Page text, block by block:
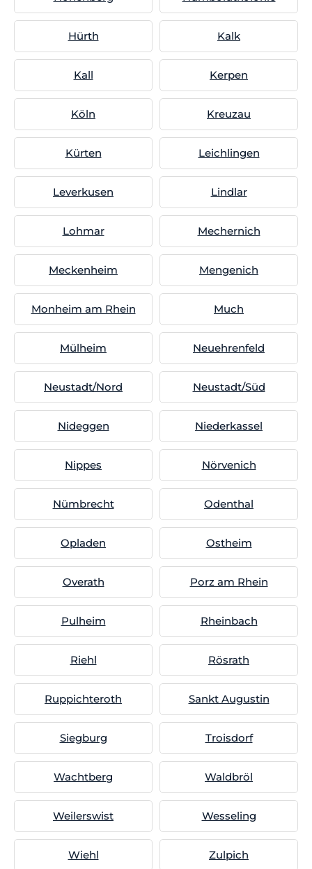
Hürth Kalk
Kall Kerpen
Köln Kreuzau
Kürten Leichlingen
Leverkusen Lindlar
Lohmar Mechernich
Meckenheim Mengenich
Monheim am Rhein Much
Mülheim Neuehrenfeld
Neustadt/Nord Neustadt/Süd
Nideggen Niederkassel
Nippes Nörvenich
Nümbrecht Odenthal
Opladen Ostheim
Overath Porz am Rhein
Pulheim Rheinbach
Riehl Rösrath
Ruppichteroth Sankt Augustin
Siegburg Troisdorf
Wachtberg Waldbröl
Weilerswist Wesseling
Wiehl Zulpich